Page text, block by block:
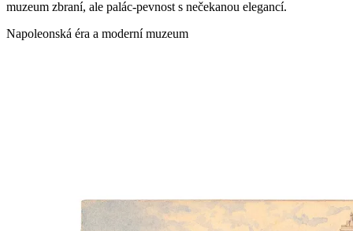
muzeum zbraní, ale palác‑pevnost s nečekanou elegancí.
Napoleonská éra a moderní muzeum